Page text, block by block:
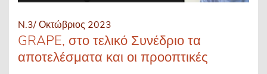
N.3/ Οκτώβριος 2023
GRAPE, στο τελικό Συνέδριο τα
αποτελέσματα και οι προοπτικές